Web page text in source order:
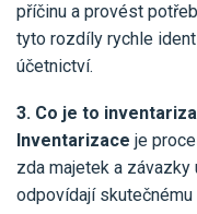
příčinu a provést
tyto rozdíly rychle
účetnictví.
3. Co je to
Inventarizace je
zda majetek a
odpovídají skutečnému